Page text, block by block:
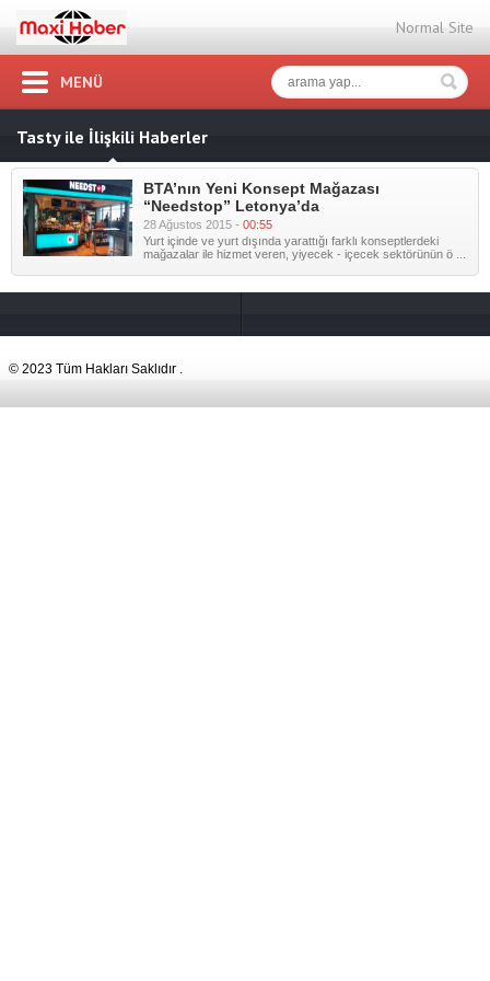
Normal Site
MENÜ
Tasty ile İlişkili Haberler
BTA’nın Yeni Konsept Mağazası
“Needstop” Letonya’da
28 Ağustos 2015 - 00:55
Yurt içinde ve yurt dışında yarattığı farklı konseptlerdeki
mağazalar ile hizmet veren, yiyecek - içecek sektörünün ö ...
© 2023 Tüm Hakları Saklıdır .